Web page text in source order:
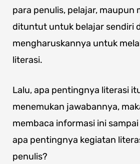
para penulis, pelajar, maupun
dituntut untuk belajar sendiri
mengharuskannya untuk
literasi.
Lalu, apa pentingnya literasi
menemukan jawabannya,
membaca informasi ini
apa pentingnya kegiatan
penulis?